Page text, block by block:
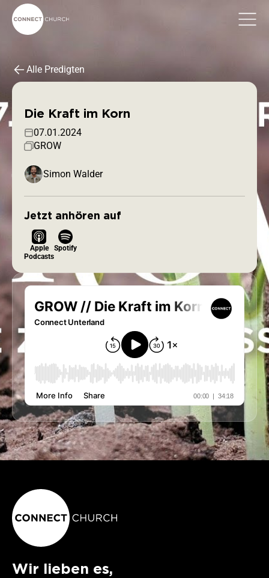
Alle Predigten
Die Kraft im Korn
07.01.2024
GROW
Simon Walder
Jetzt anhören auf
Apple
Podcasts
Spotify
Wir lieben es,